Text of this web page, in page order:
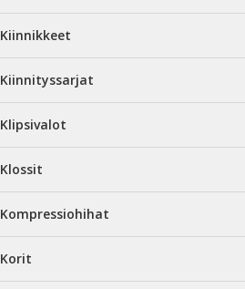
Kiinnikkeet
Kiinnityssarjat
Klipsivalot
Klossit
Kompressiohihat
Korit